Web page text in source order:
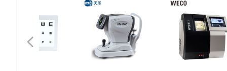
넳